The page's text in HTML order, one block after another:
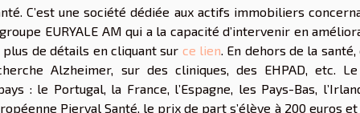
C’est une société dédiée aux actifs immobiliers
EURYALE AM qui a la capacité d’intervenir en
de détails en cliquant sur ce lien. En dehors de la
Alzheimer, sur des cliniques, des EHPAD, etc.
: le Portugal, la France, l’Espagne, les Pays-Bas,
Pierval Santé, le prix de part s’élève à 200 euros